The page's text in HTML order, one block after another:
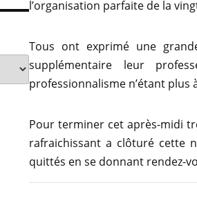
l’organisation parfaite de la
Tous ont exprimé une
supplémentaire leur
professionnalisme n’étant plus
Pour terminer cet après-midi
rafraichissant a clôturé cette
quittés en se donnant rendez-